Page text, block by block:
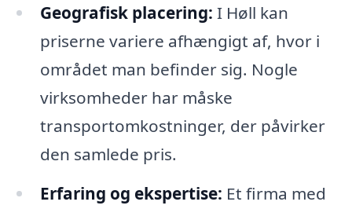
Geografisk placering: I Høll kan
priserne variere afhængigt af, hvor i
området man befinder sig. Nogle
virksomheder har måske
transportomkostninger, der påvirker
den samlede pris.
Erfaring og ekspertise: Et firma med